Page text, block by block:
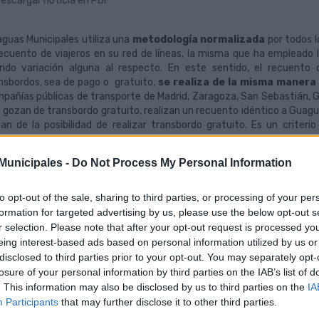
- Do Not Process My Personal Information
opt-out of the sale, sharing to third parties, or processing of your
for targeted advertising by us, please use the below opt-out
selection. Please note that after your opt-out request is processed
interest-based ads based on personal information utilized by us
to third parties prior to your opt-out. You may separately
of your personal information by third parties on the IAB’s list of
This information may also be disclosed by us to third parties on the
Participants that may further disclose it to other third parties.
Municipales utiliza una metodología normalizada por todos
de viajeros en su red de líneas, la misma que ha
variación alguna al respecto. En este sentido, el
sea de pago o gratuito, se realiza de la misma
públicas de transporte de Madrid, Zaragoza, San Sebastián,
gozan de transbordo gratuito, realizan un recuento idéntico a
de la posibilidad de realizar transbordo gratuito. Es un
Guaguas Municipales ha realizado con idéntica metodología
que haya habido variación alguna al respecto, y en el seno del
15 de octubre, no se plantearon dudas ni consultas al
las formaciones políticas del Ayuntamiento. Precisamente
a la de potenciar el transporte público las acusaciones de
recordar que en 2009 –incluso desde años antes- ya
de algunas líneas de la red antigua como la 6, 7, 20, 41, 54
gratuitos con determinadas correspondencias,lo que
los transbordos, en toda la red y con libre
mismo modo, se recuerda que
la metodología para realizar el